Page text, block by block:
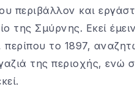
περιβάλλον και
της Σμύρνης. Εκεί
το 1897,
της περιοχής, ενώ